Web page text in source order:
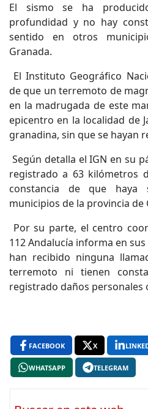
El sismo se ha
profundidad y no hay
sentido en otros
Granada.
El Instituto Geográfico
de que un terremoto de
en la madrugada de este
epicentro en la localidad de
granadina, sin que se hayan
Según detalla el IGN en su
registrado a 63 kilómetros
constancia de que
municipios de la provincia de
Por su parte, el centro
112 Andalucía informa en
han recibido ninguna
terremoto ni tienen
registrado daños personales
FACEBOOK X
WHATSAPP TELEGRAM